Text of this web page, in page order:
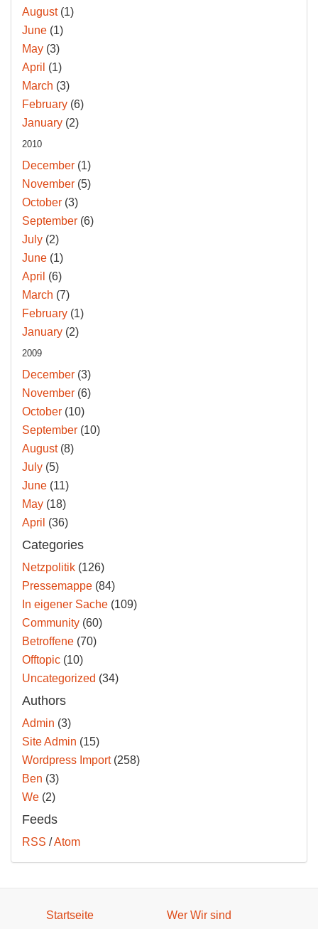
August(1)
June (1)
May (3)
April (1)
March (3)
February (6)
January (2)
2010
December (1)
November (5)
October (3)
September (6)
July (2)
June (1)
April (6)
March (7)
February (1)
January (2)
2009
December (3)
November (6)
October (10)
September (10)
August(8)
July (5)
June (11)
May (18)
April (36)
Categories
Netzpolitik (126)
Pressemappe (84)
In eigener Sache (109)
Community (60)
Betroffene (70)
Offtopic (10)
Uncategorized (34)
Authors
Admin (3)
Site Admin (15)
Wordpress Import(258)
Ben (3)
We (2)
Feeds
RSS /Atom
Startseite Wer Wir sind